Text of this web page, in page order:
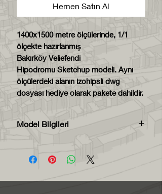
Hemen Satın Al
1400x1500 metre ölçülerinde, 1/1
ölçekte hazırlanmış
Bakırköy Veliefendi
Hipodromu Sketchup modeli. Aynı
ölçülerdeki alanın izohipsli dwg
dosyası hediye olarak pakete dahildir.
Model Bilgileri
Model zip dosyası içerisinde
skp2016. formatında teslim
Model 1400x1500 metre